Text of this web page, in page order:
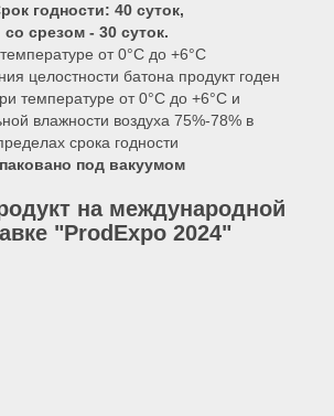
годности: 40 суток,
со срезом - 30 суток.
от 0°С до +6°C
целостности батона продукт годен
температуре от 0°С до +6°C и
влажности воздуха 75%-78% в
срока годности
под вакуумом
на международной
"ProdExpo 2024"